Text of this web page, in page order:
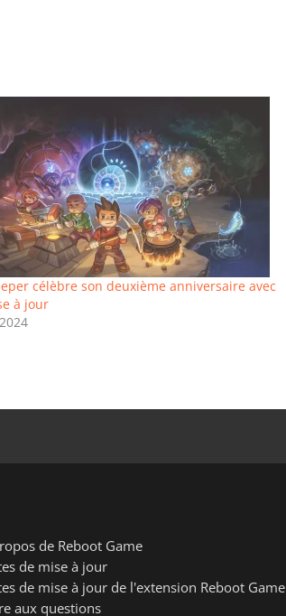
célèbre son deuxième anniversaire avec
à jour
de Reboot Game
de mise à jour
de mise à jour de l'extension Reboot Game
aux questions